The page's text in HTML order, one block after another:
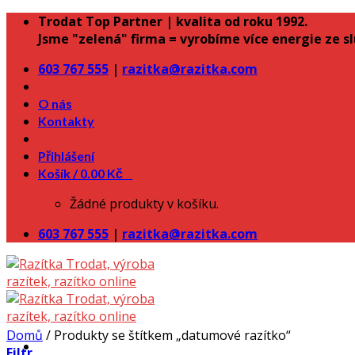
Skip Trodat Top Partner | kvalita od roku 1992.
Jsme "zelená" firma = vyrobíme více energie ze
603 767 555 | razitka@razitka.com
O nás
Kontakty
Přihlášení
Košík /0.00 Kč
Žádné produkty v košíku.
603 767 555 | razitka@razitka.com
Domů / Produkty se štítkem „datumové razítko“